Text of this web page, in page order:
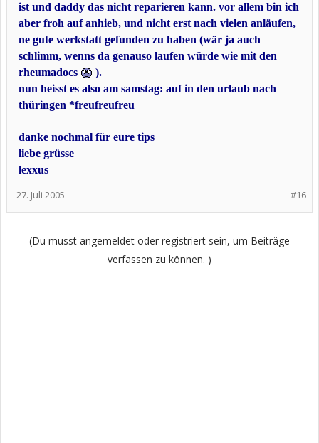
ist und daddy das nicht reparieren kann. vor allem bin ich
aber froh auf anhieb, und nicht erst nach vielen anläufen,
ne gute werkstatt gefunden zu haben (wär ja auch
schlimm, wenns da genauso laufen würde wie mit den
rheumadocs
).
nun heisst es also am samstag: auf in den urlaub nach
thüringen *freufreufreu
danke nochmal für eure tips
liebe grüsse
lexxus
#16
27. Juli 2005
(Du musst angemeldet oder registriert sein, um Beiträge
verfassen zu können. )